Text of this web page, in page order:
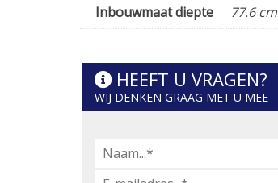
Inbouwmaat diepte
77.6 cm
HEEFT U VRAGEN?
WIJ DENKEN GRAAG MET U MEE